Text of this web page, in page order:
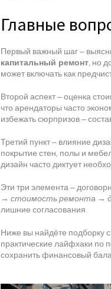
Главные
Первый важный шаг –
капитальный ремонт, но
может включать как
Второй аспект – оценка
что арендаторы часто
избежать сюрпризов –
Третий пункт – влияние
покрытие стен, полы и
дизайн часто диктует
Эти три элемента –
→ стоимость ремонта →
лишние согласования.
Ниже вы найдёте подборку
практические лайфхаки по
сохранить финансовый